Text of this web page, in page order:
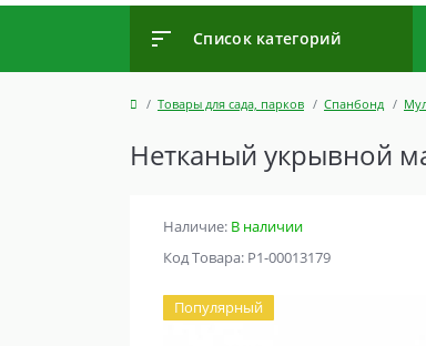
Список категорий
Товары для сада, парков Спанбонд
Нетканый укрывной
Наличие: В наличии
Код Товара: Р1-00013179
Популярный